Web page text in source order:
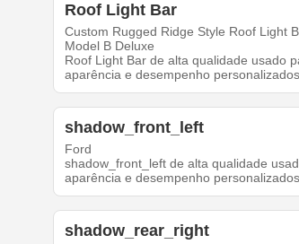
Roof Light Bar
Custom Rugged Ridge Style Roof Light
Model B Deluxe
Roof Light Bar de alta qualidade usado
aparência e desempenho
shadow_front_left
Ford
shadow_front_left de alta qualidade
aparência e desempenho
shadow_rear_right